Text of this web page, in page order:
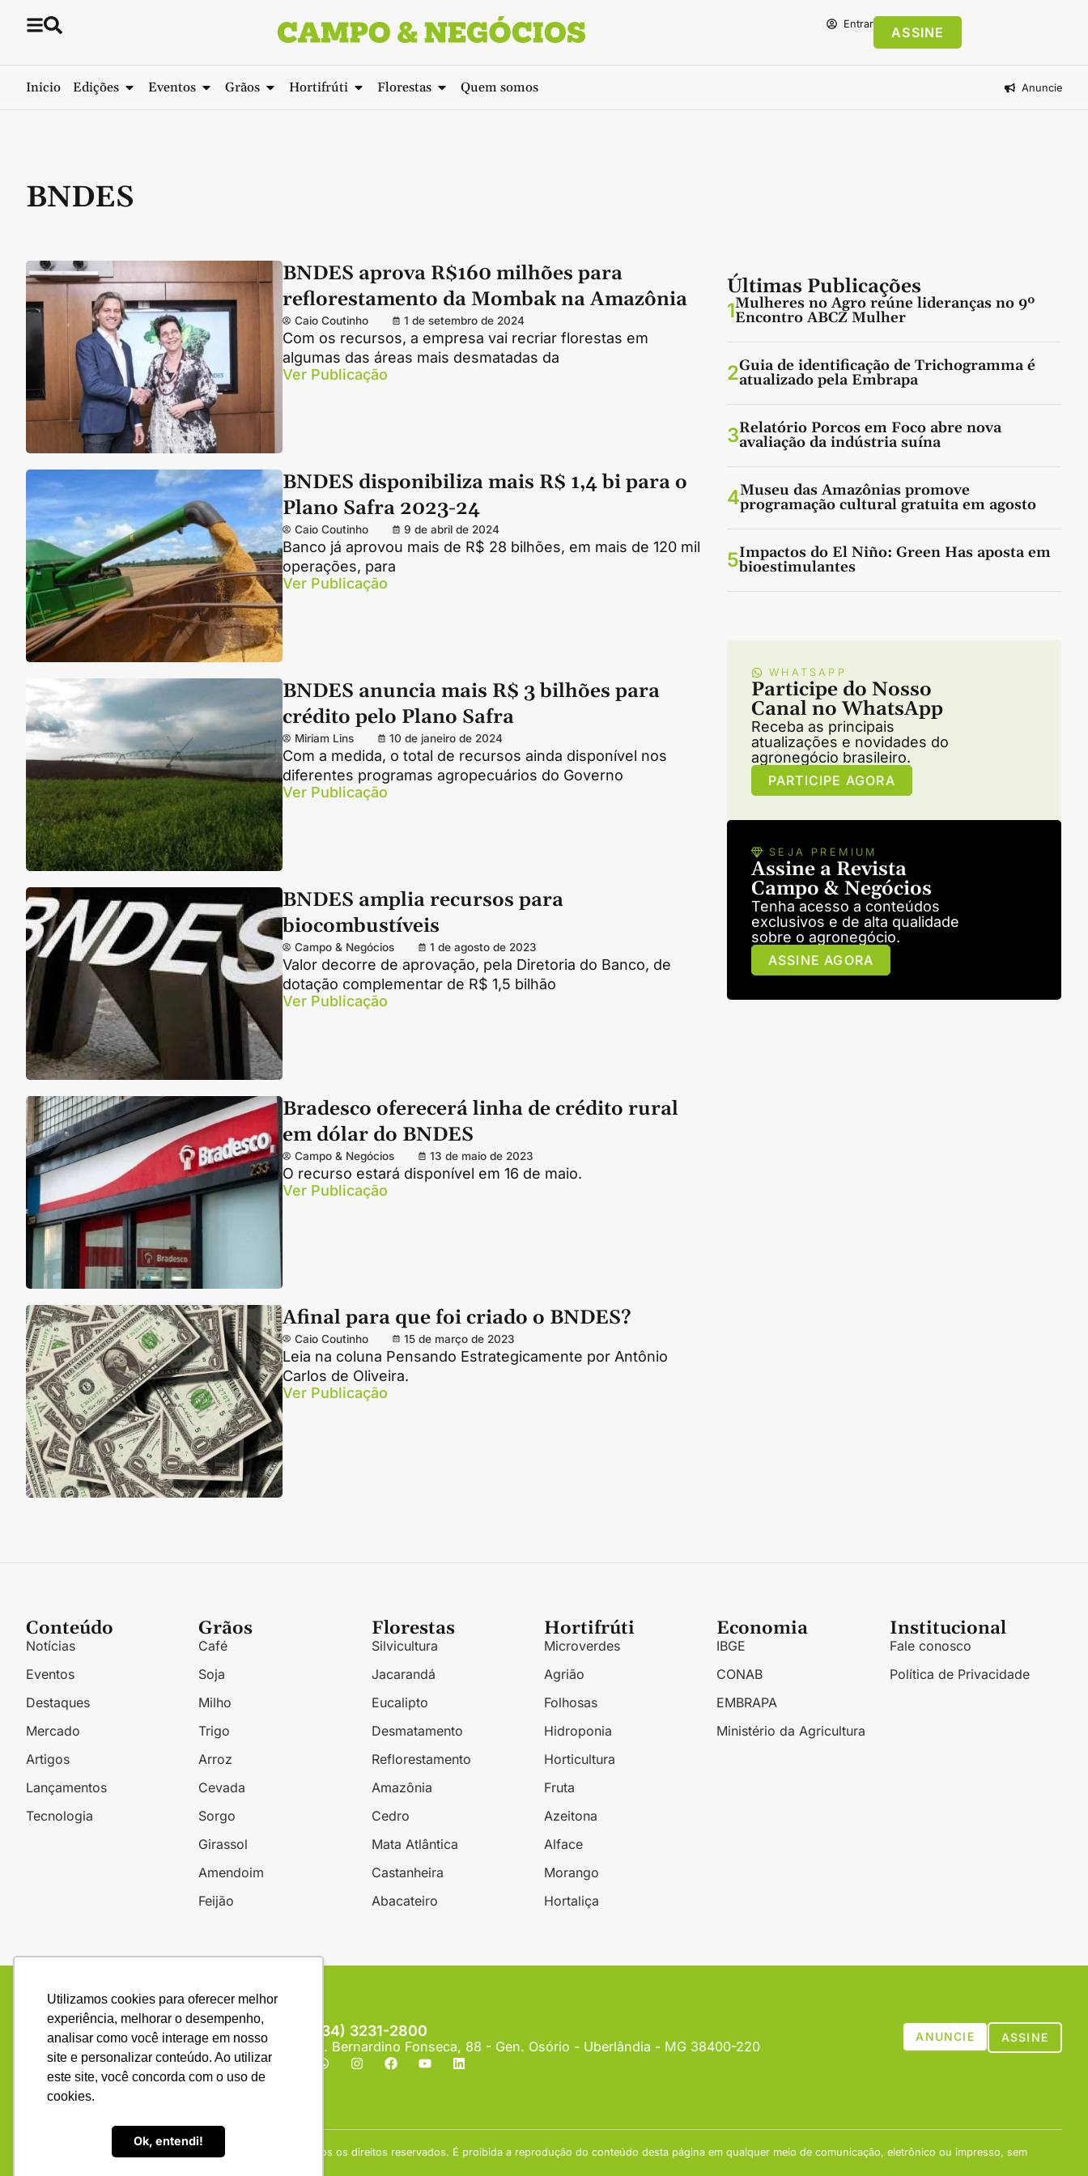
Utilizamos cookies para oferecer melhor
experiência, melhorar o desempenho,
analisar como você interage em nosso
site e personalizar conteúdo. Ao utilizar
este site, você concorda com o uso de
cookies.
Ok, entendi!
Entrar
ASSINE
Inicio Edições Eventos Grãos Hortifrúti Florestas Quem somos Anuncie
BNDES
BNDES aprova R$160 milhões para
reflorestamento da Mombak na Amazônia
Caio Coutinho 1 de setembro de 2024
Com os recursos, a empresa vai recriar florestas em
algumas das áreas mais desmatadas da
Ver Publicação
BNDES disponibiliza mais R$ 1,4 bi para o
Plano Safra 2023-24
Caio Coutinho 9 de abril de 2024
Banco já aprovou mais de R$ 28 bilhões, em mais de 120 mil
operações, para
Ver Publicação
BNDES anuncia mais R$ 3 bilhões para
crédito pelo Plano Safra
Miriam Lins 10 de janeiro de 2024
Com a medida, o total de recursos ainda disponível nos
diferentes programas agropecuários do Governo
Ver Publicação
BNDES amplia recursos para
biocombustíveis
Campo & Negócios 1 de agosto de 2023
Valor decorre de aprovação, pela Diretoria do Banco, de
dotação complementar de R$ 1,5 bilhão
Ver Publicação
Bradesco oferecerá linha de crédito rural
em dólar do BNDES
Campo & Negócios 13 de maio de 2023
O recurso estará disponível em 16 de maio.
Ver Publicação
Afinal para que foi criado o BNDES?
Caio Coutinho 15 de março de 2023
Leia na coluna Pensando Estrategicamente por Antônio
Carlos de Oliveira.
Ver Publicação
Últimas Publicações
1Mulheres no Agro reúne lideranças no 9º
Encontro ABCZ Mulher
2Guia de identificação de Trichogramma é
atualizado pela Embrapa
3Relatório Porcos em Foco abre nova
avaliação da indústria suína
4Museu das Amazônias promove
programação cultural gratuita em agosto
5Impactos do El Niño: Green Has aposta em
bioestimulantes
WHATSAPP
Participe do Nosso
Canal no WhatsApp
Receba as principais
atualizações e novidades do
agronegócio brasileiro.
PARTICIPE AGORA
SEJA PREMIUM
Assine a Revista
Campo & Negócios
Tenha acesso a conteúdos
exclusivos e de alta qualidade
sobre o agronegócio.
ASSINE AGORA
Conteúdo
Notícias
Eventos
Destaques
Mercado
Artigos
Lançamentos
Tecnologia
Grãos
Café
Soja
Milho
Trigo
Arroz
Cevada
Sorgo
Girassol
Amendoim
Feijão
Florestas
Silvicultura
Jacarandá
Eucalipto
Desmatamento
Reflorestamento
Amazônia
Cedro
Mata Atlântica
Castanheira
Abacateiro
Hortifrúti
Microverdes
Agrião
Folhosas
Hidroponia
Horticultura
Fruta
Azeitona
Alface
Morango
Hortaliça
Economia
IBGE
CONAB
EMBRAPA
Ministério da Agricultura
Institucional
Fale conosco
Política de Privacidade
(34) 3231-2800
R. Bernardino Fonseca, 88 - Gen. Osório - Uberlândia - MG 38400-220
ASSINE
ANUNCIE
Copyright © (1990 - 2026) Revista Campo & Negócios. Todos os direitos reservados. É proibida a reprodução do conteúdo desta página em qualquer meio de comunicação, eletrônico ou impresso, sem